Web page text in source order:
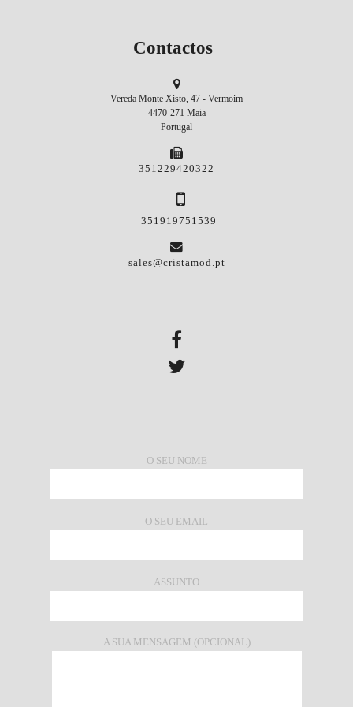
Contactos
Vereda Monte Xisto, 47 - Vermoim
4470-271 Maia
Portugal
351229420322
351919751539
sales@cristamod.pt
O SEU NOME
O SEU EMAIL
ASSUNTO
A SUA MENSAGEM (OPCIONAL)